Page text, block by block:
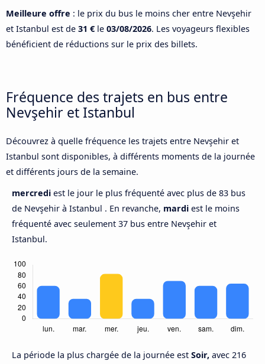
Meilleure offre : le prix du bus le moins cher entre Nevşehir
et Istanbul est de 31 € le 03/08/2026. Les voyageurs flexibles
bénéficient de réductions sur le prix des billets.
Fréquence des trajets en bus entre
Nevşehir et Istanbul
Découvrez à quelle fréquence les trajets entre Nevşehir et
Istanbul sont disponibles, à différents moments de la journée
et différents jours de la semaine.
mercredi est le jour le plus fréquenté avec plus de 83 bus
de Nevşehir à Istanbul . En revanche, mardi est le moins
fréquenté avec seulement 37 bus entre Nevşehir et
Istanbul.
La période la plus chargée de la journée est Soir, avec 216